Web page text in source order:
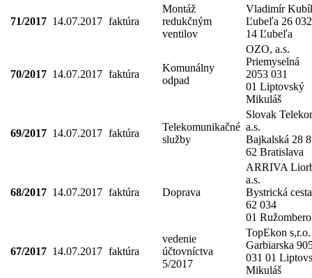
71/2017 14.07.2017 faktúra
Montáž
redukčným
ventilov
Vladimír
Ľubeľa 26 032
14 Ľubeľa
70/2017 14.07.2017 faktúra
Komunálny
odpad
OZO, a.s.
Priemyselná
2053 031
01 Liptovský
Mikuláš
69/2017 14.07.2017 faktúra
Telekomunikačné
služby
Slovak
a.s.
Bajkalská 28
62 Bratislava
68/2017 14.07.2017 faktúra Doprava
ARRIVA
a.s.
Bystrická cesta
62 034
01
67/2017 14.07.2017 faktúra
vedenie
účtovníctva
5/2017
TopEkon s,r.o.
Garbiarska
031 01
Mikuláš